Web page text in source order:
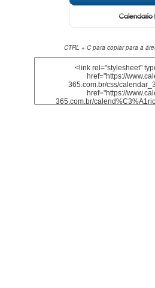
CTRL + C para copiar para a